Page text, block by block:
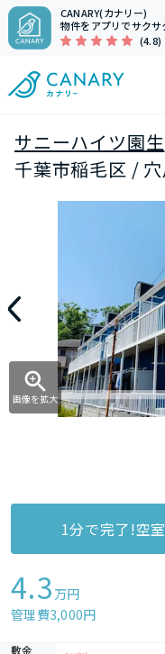
CANARY(カナリー)
物件をアプリでサクサ
(4.8)
サニーハイツ園生
千葉市稲毛区 /
画像を拡大
1分で完了!空
4.3 万円
管理費3,000円
敷金